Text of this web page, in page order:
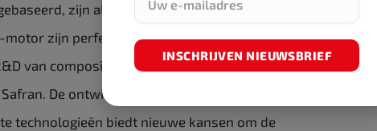
zijn al in productie. De 3D-geweven
zijn perfecte voorbeelden van Safran’s
van composieten heeft een blijvend hoge prioriteit in de
De ontwikkeling van composieten op basis van
technologieën biedt nieuwe kansen om de
INSCHRIJVEN NIEUWSBRIEF